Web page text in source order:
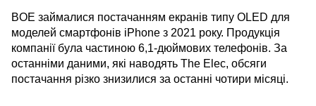
BOE займалися постачанням екранів типу OLED для
моделей смартфонів iPhone з 2021 року. Продукція
компанії була частиною 6,1-дюймових телефонів. За
останніми даними, які наводять The Elec, обсяги
постачання різко знизилися за останні чотири місяці.